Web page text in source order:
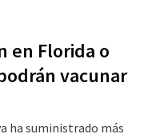
en Florida o
vacunar
ha suministrado más